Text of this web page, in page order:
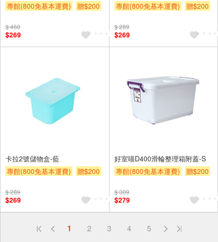
專館(800免基本運費)
贈$200
$ 460
$269
專館(800免基本運費)
贈$200
$ 289
$269
卡拉2號儲物盒-藍
專館(800免基本運費)
贈$200
$ 289
$269
好室喵D400滑輪整理箱附蓋-S
專館(800免基本運費)
贈$200
$ 309
$279
1 2 3 4 5
偏遠地區配送